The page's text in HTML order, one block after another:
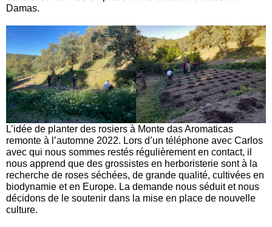
Damas.
L’idée de planter des rosiers à Monte das Aromaticas
remonte à l’automne 2022. Lors d’un téléphone avec Carlos
avec qui nous sommes restés régulièrement en contact, il
nous apprend que des grossistes en herboristerie sont à la
recherche de roses séchées, de grande qualité, cultivées en
biodynamie et en Europe. La demande nous séduit et nous
décidons de le soutenir dans la mise en place de nouvelle
culture.